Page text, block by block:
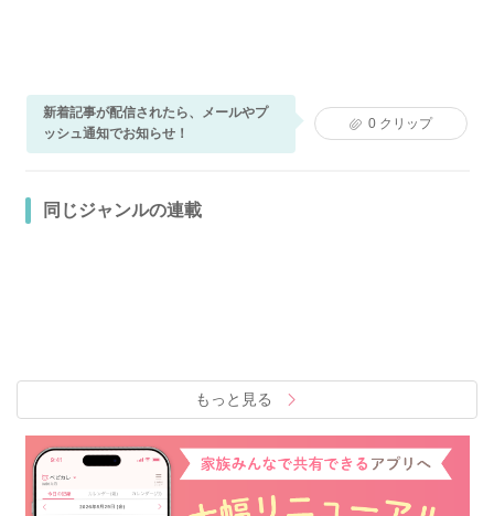
新着記事が配信されたら、メールやプ
ッシュ通知でお知らせ！
0 クリップ
同じジャンルの連載
もっと見る